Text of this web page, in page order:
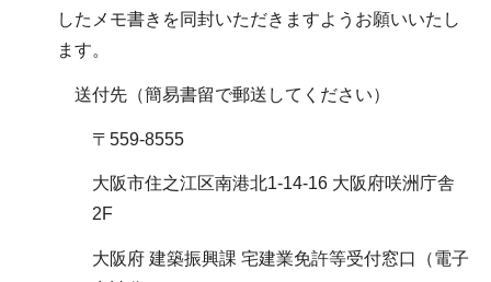
したメモ書きを同封いただきますようお願いいたし
ます。
送付先（簡易書留で郵送してください）
〒559-8555
大阪市住之江区南港北1-14-16 大阪府咲洲庁舎
2F
大阪府 建築振興課 宅建業免許等受付窓口（電子